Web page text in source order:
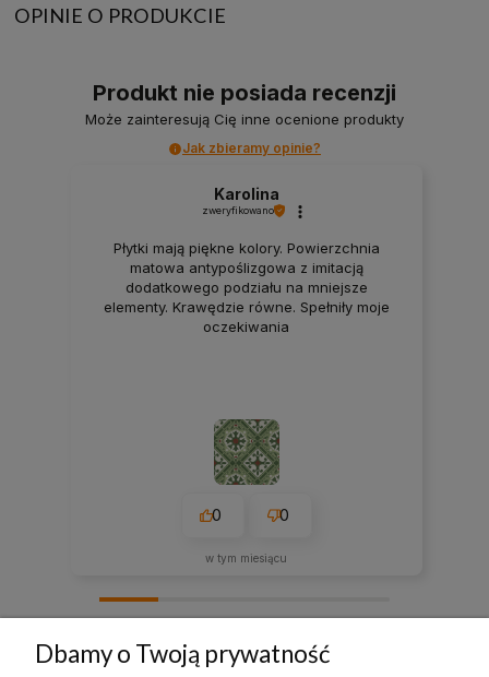
OPINIE O PRODUKCIE
Produkt nie posiada recenzji
Może zainteresują Cię inne ocenione produkty
Jak zbieramy opinie?
Karolina
zweryfikowano
Płytki mają piękne kolory. Powierzchnia
matowa antypoślizgowa z imitacją
dodatkowego podziału na mniejsze
elementy. Krawędzie równe. Spełniły moje
oczekiwania
0 0
w tym miesiącu
Dbamy o Twoją prywatność